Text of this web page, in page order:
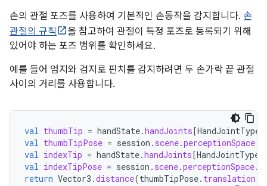
손의 관절 포즈를 사용하여 기본적인 손동작을 감지합니다. 손
관절의 규칙
을 참고하여 관절이 특정 포즈로 등록되기 위해
있어야 하는 포즈 범위를 확인하세요.
예를 들어 엄지와 검지로 핀치를 감지하려면 두 손가락 끝 관절
사이의 거리를 사용합니다.
val thumbTip = handState.handJoints [HandJointType
val thumbTipPose = session . scene.perceptionSpace
val indexTip = handState.handJoints [HandJointType
val indexTipPose = session . scene.perceptionSpace.
return Vector3 .distance(thumbTipPose. translation